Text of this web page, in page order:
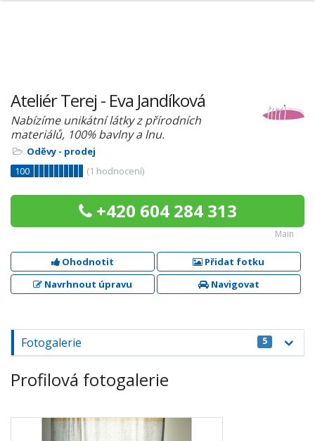
Ateliér Terej - Eva Jandíková
Nabízíme unikátní látky z přírodních
materiálů, 100% bavlny a lnu.
Oděvy - prodej
100
(1 hodnocení)
+420 604 284 313
Main
Ohodnotit
Přidat fotku
Navrhnout úpravu
Navigovat
Fotogalerie 5
Profilová fotogalerie